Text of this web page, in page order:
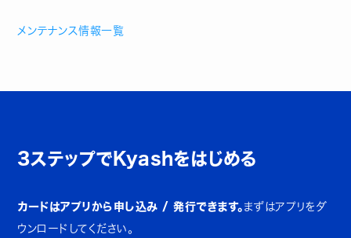
メンテナンス情報一覧
3ステップでKyashをはじめる
カードはアプリから申し込み / 発行できます。 まずはアプリをダ
ウンロードしてください。